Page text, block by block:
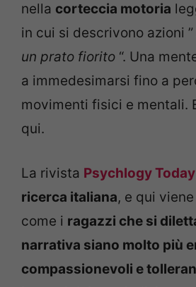
nella corteccia motoria
in cui si descrivono azioni ”
un prato fiorito “. Una
a immedesimarsi fino a
movimenti fisici e mentali.
qui.
La rivista Psychlogy Today
ricerca italiana, e qui
come i ragazzi che si
narrativa siano molto più
compassionevoli e